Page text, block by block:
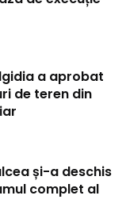
a aprobat
de teren din
și-a deschis
complet al